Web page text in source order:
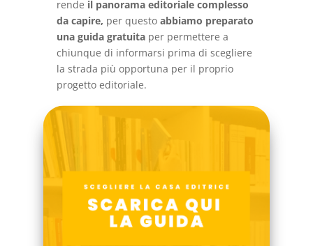
rende il panorama editoriale complesso
da capire, per questo abbiamo preparato
una guida gratuitaper permettere a
chiunque di informarsi prima di scegliere
la strada più opportuna per il proprio
progetto editoriale.